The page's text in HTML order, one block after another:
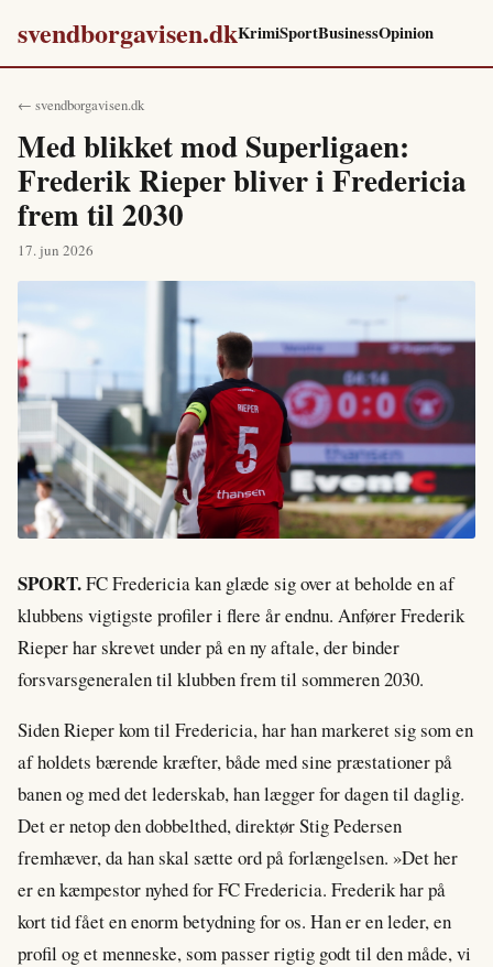
svendborgavisen.dkKrimiSportBusinessOpinion
← svendborgavisen.dk
Med blikket mod Superligaen:
Frederik Rieper bliver i Fredericia
frem til 2030
17. jun 2026
SPORT.FC Fredericia kan glæde sig over at beholde en af
klubbens vigtigste profiler i flere år endnu. Anfører Frederik
Rieper har skrevet under på en ny aftale, der binder
forsvarsgeneralen til klubben frem til sommeren 2030.
Siden Rieper kom til Fredericia, har han markeret sig som en
af holdets bærende kræfter, både med sine præstationer på
banen og med det lederskab, han lægger for dagen til daglig.
Det er netop den dobbelthed, direktør Stig Pedersen
fremhæver, da han skal sætte ord på forlængelsen. »Det her
er en kæmpestor nyhed for FC Fredericia. Frederik har på
kort tid fået en enorm betydning for os. Han er en leder, en
profil og et menneske, som passer rigtig godt til den måde, vi